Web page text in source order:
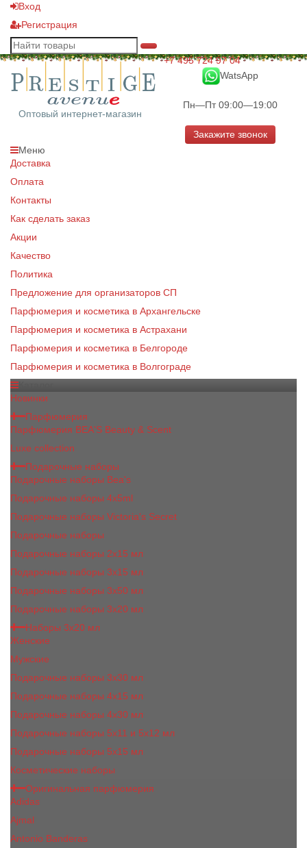
Вход
Регистрация
Оптовый интернет-магазин
+7 495 724 97 04
WatsApp
Пн—Пт 09:00—19:00
Закажите звонок
Меню
Доставка
Оплата
Контакты
Как сделать заказ
Акции
Качество
Политика
Предложение для организаторов СП
Парфюмерия и косметика в Архангельске
Парфюмерия и косметика в Астрахани
Парфюмерия и косметика в Белгороде
Парфюмерия и косметика в Волгограде
Новинки
Парфюмерия
Парфюмерия BEA'S Beauty & Scent
Luxe collection
Подарочные наборы
Подарочные наборы Bea's
Подарочные наборы 4х5ml
Подарочные наборы Victoria's Secret
Подарочные наборы
Подарочные наборы 2x15 мл
Подарочные наборы 3х15 мл
Подарочные наборы 3x50 мл
Подарочные наборы 3x20 мл
Наборы 3х20 мл
Женские
Мужские
Подарочные наборы 3х30 мл
Подарочные наборы 4x15 мл
Подарочные наборы 4x30 мл
Подарочные наборы 5x11 и 5х12 мл
Подарочные наборы 5x15 мл
Косметические наборы
Оригинальная парфюмерия
Adidas
Ajmal
Antonio Banderas